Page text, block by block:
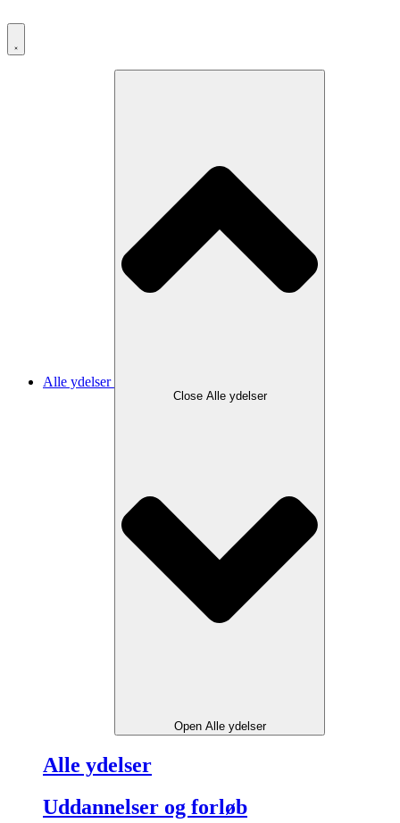
til
indhold
Alle ydelser
Close Alle ydelser
Open Alle ydelser
Alle ydelser
Uddannelser og forløb